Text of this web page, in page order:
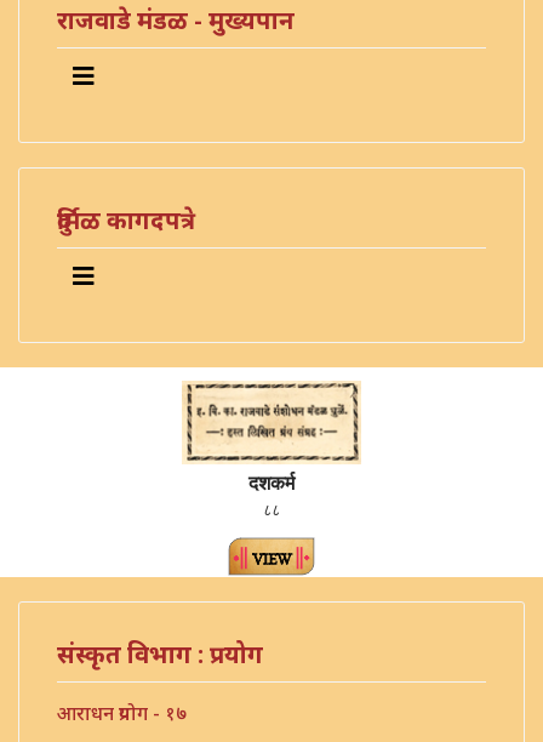
राजवाडे मंडळ - मुख्यपान
दुर्मिळ कागदपत्रे
दशकर्म
८८
संस्कृत विभाग : प्रयोग
आराधन प्रयोग - १७